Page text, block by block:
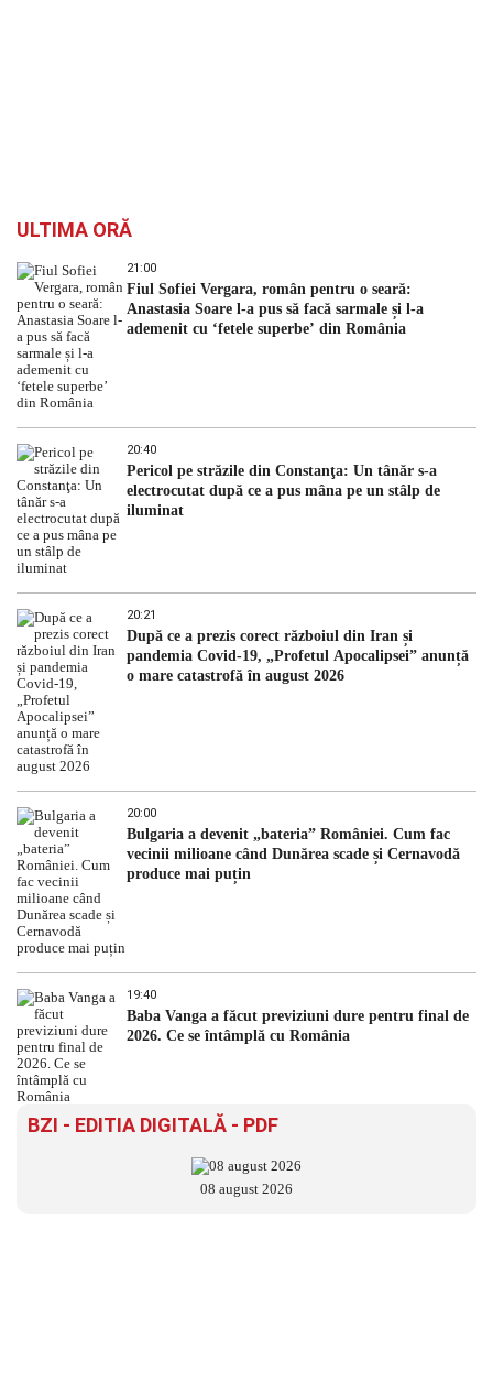
ULTIMA ORĂ
21:00
Fiul Sofiei Vergara, român pentru o seară:
Anastasia Soare l-a pus să facă sarmale și l-a
ademenit cu ‘fetele superbe’ din România
20:40
Pericol pe străzile din Constanţa: Un tânăr s-a
electrocutat după ce a pus mâna pe un stâlp de
iluminat
20:21
După ce a prezis corect războiul din Iran și
pandemia Covid-19, „Profetul Apocalipsei” anunță
o mare catastrofă în august 2026
20:00
Bulgaria a devenit „bateria” României. Cum fac
vecinii milioane când Dunărea scade și Cernavodă
produce mai puțin
19:40
Baba Vanga a făcut previziuni dure pentru final de
2026. Ce se întâmplă cu România
BZI - EDITIA DIGITALĂ - PDF
08 august 2026